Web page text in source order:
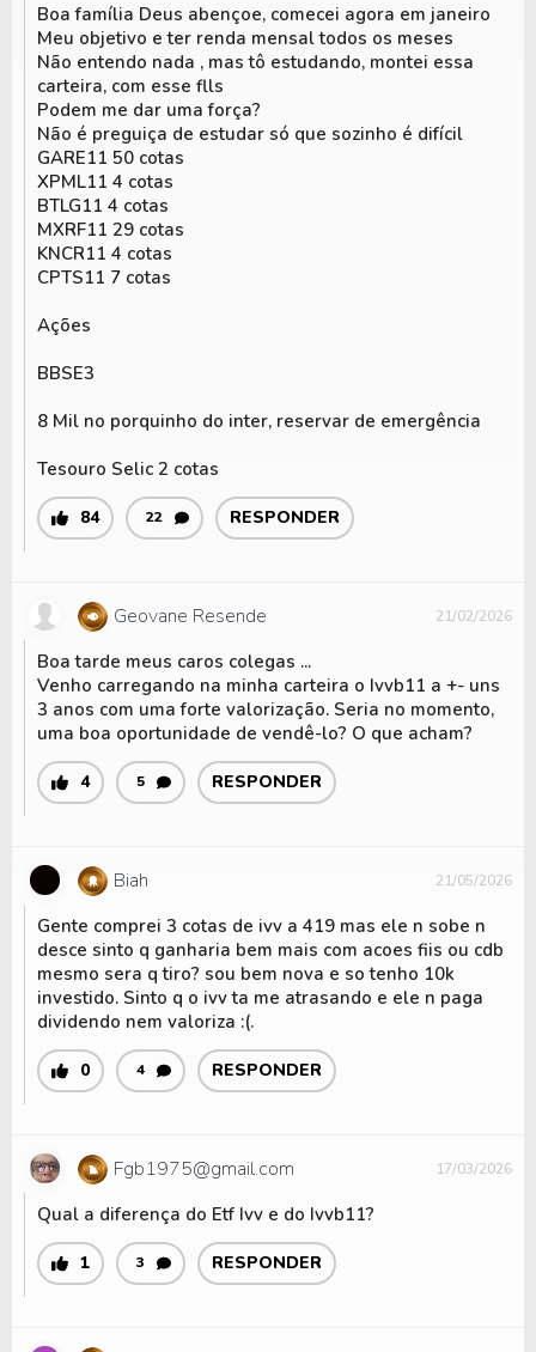
Boa família Deus abençoe, comecei agora em janeiro
Meu objetivo e ter renda mensal todos os meses
Não entendo nada , mas tô estudando, montei essa
carteira, com esse flls
Podem me dar uma força?
Não é preguiça de estudar só que sozinho é difícil
GARE11 50 cotas
XPML11 4 cotas
BTLG11 4 cotas
MXRF11 29 cotas
KNCR11 4 cotas
CPTS11 7 cotas
Ações
BBSE3
8 Mil no porquinho do inter, reservar de emergência
Tesouro Selic 2 cotas
84 22 RESPONDER
Geovane Resende 21/02/2026
Boa tarde meus caros colegas ...
Venho carregando na minha carteira o Ivvb11 a +- uns
3 anos com uma forte valorização. Seria no momento,
uma boa oportunidade de vendê-lo? O que acham?
4 5 RESPONDER
Biah 21/05/2026
Gente comprei 3 cotas de ivv a 419 mas ele n sobe n
desce sinto q ganharia bem mais com acoes fiis ou cdb
mesmo sera q tiro? sou bem nova e so tenho 10k
investido. Sinto q o ivv ta me atrasando e ele n paga
dividendo nem valoriza :(.
0 4 RESPONDER
Fgb1975@gmail.com 17/03/2026
Qual a diferença do Etf Ivv e do Ivvb11?
1 3 RESPONDER